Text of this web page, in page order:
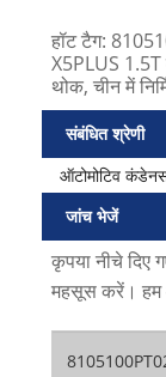
हॉट टैग:
X5PLUS 1.5T
थोक, चीन में
संबंधित श्रेणी
ऑटोमोटिव
जांच भेजें
कृपया नीचे दिए
महसूस करें। हम